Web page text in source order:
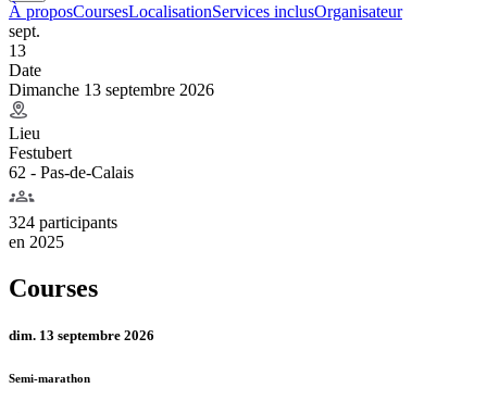
À proposCoursesLocalisationServices inclusOrganisateur
sept.
13
Date
Dimanche 13 septembre 2026
Lieu
Festubert
62 - Pas-de-Calais
324 participants
en 2025
Courses
dim. 13 septembre 2026
Semi-marathon